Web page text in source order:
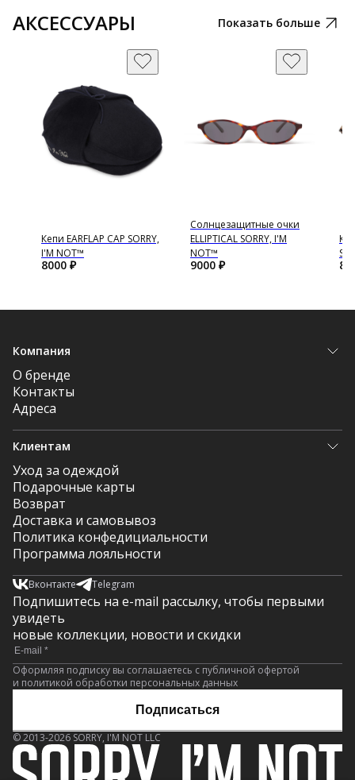
АКСЕССУАРЫ Показать больше
Кепи EARFLAP CAP SORRY,
I'M NOT™
8000 ₽
Солнцезащитные очки
ELLIPTICAL SORRY, I'M
NOT™
9000 ₽
Компания
О бренде
Контакты
Адреса
Клиентам
Уход за одеждой
Подарочные карты
Возврат
Доставка и самовывоз
Политика конфедициальности
Программа лояльности
Вконтакте Telegram
Подпишитесь на e-mail рассылку, чтобы первыми
увидеть
новые коллекции, новости и скидки
Оформляя подписку вы соглашаетесь с публичной офертой
и политикой обработки персональных данных
Подписаться
© 2013-2026 SORRY, I'M NOT LLC